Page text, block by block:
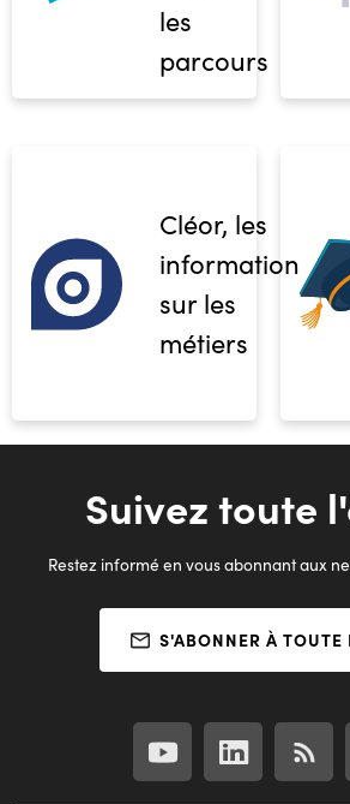
les
parcours
Cléor, les
informations
sur les
métiers
Suivez toute
Restez informé en vous abonnant aux
S'ABONNER À TOUTE